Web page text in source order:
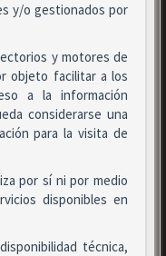
y/o gestionados por
y motores de
objeto facilitar a los
a la información
considerarse una
para la visita de
por sí ni por medio
disponibles en
técnica,